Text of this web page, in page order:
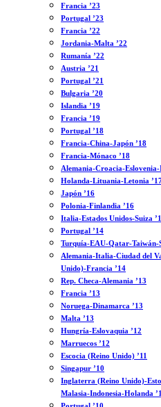
Francia ’23
Portugal ’23
Francia ’22
Jordania-Malta ’22
Rumanía ’22
Austria ’21
Portugal ’21
Bulgaria ’20
Islandia ’19
Francia ’19
Portugal ’18
Francia-China-Japón ’18
Francia-Mónaco ’18
Alemania-Croacia-
Holanda-Lituania-Letonia
Japón ’16
Polonia-Finlandia ’16
Italia-Estados Unidos-Suiza
Portugal ’14
Turquía-EAU-Qatar-Taiwán-
Alemania-Italia-Ciudad del
Unido)-Francia ’14
Rep. Checa-Alemania ’13
Francia ’13
Noruega-Dinamarca ’13
Malta ’13
Hungría-Eslovaquia ’12
Marruecos ’12
Escocia (Reino Unido) ’11
Singapur ’10
Inglaterra (Reino Unido)-
Malasia-Indonesia-Holanda